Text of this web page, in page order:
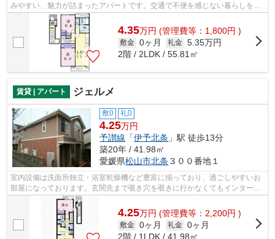
みやすい、魅力が詰まったアパートです。交通で不便を感じない暮らしをお
求めなら、伊予北条周辺の賃貸住宅を...
4.35万円 (管理費等：1,800円 )
敷金 0ヶ月 礼金 5.35万円
2階 / 2LDK / 55.81㎡
賃貸 | アパート ジェルメ
敷0 礼0
4.25万円
予讃線 「伊予北条 」駅 徒歩13分
築20年 / 41.98㎡
愛媛県松山市北条 ３００番地１
室内設備は洗面所独立・浴室乾燥機など豊富に揃っており、過ごしやすいお
部屋になっております。玄関先まで覗き穴を覗きに行かなくてもインターホ
ン越しに誰が来たのかを確認できるの...
4.25万円 (管理費等：2,200円 )
敷金 0ヶ月 礼金 0ヶ月
2階 / 1LDK / 41.98㎡